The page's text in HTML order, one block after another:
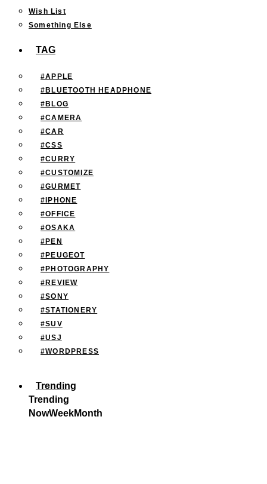
Wish List
Something Else
TAG
#APPLE
#BLUETOOTH HEADPHONE
#BLOG
#CAMERA
#CAR
#CSS
#CURRY
#CUSTOMIZE
#GURMET
#IPHONE
#OFFICE
#OSAKA
#PEN
#PEUGEOT
#PHOTOGRAPHY
#REVIEW
#SONY
#STATIONERY
#SUV
#USJ
#WORDPRESS
Trending
Trending
NowWeekMonth